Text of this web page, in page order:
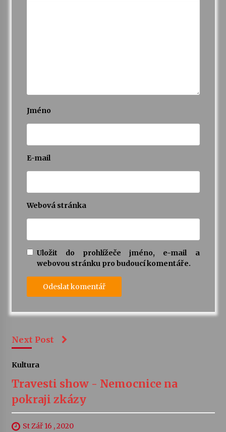
Jméno
E-mail
Webová stránka
Uložit do prohlížeče jméno, e-mail a
webovou stránku pro budoucí komentáře.
Next Post
Kultura
Travesti show - Nemocnice na
pokraji zkázy
St Zář 16 , 2020